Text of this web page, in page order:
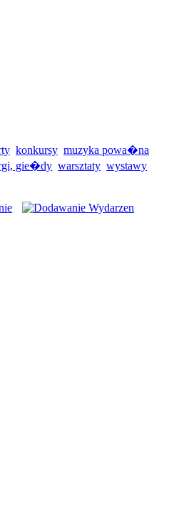
konkursy muzyka powa�na
gie�dy warsztaty wystawy